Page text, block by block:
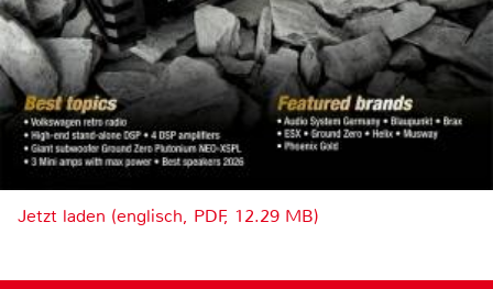
Jetzt laden (englisch, PDF, 12.29 MB)